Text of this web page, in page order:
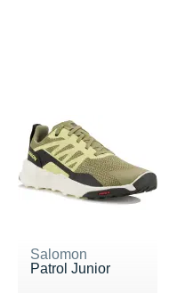
Salomon
Patrol Junior